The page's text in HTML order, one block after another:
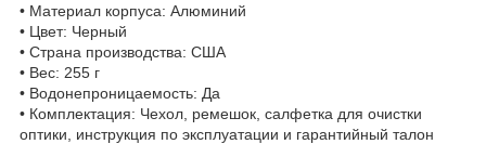
• Материал корпуса: Алюминий
• Цвет: Черный
• Страна производства: США
• Вес: 255 г
• Водонепроницаемость: Да
• Комплектация: Чехол, ремешок, салфетка для очистки
оптики, инструкция по эксплуатации и гарантийный талон